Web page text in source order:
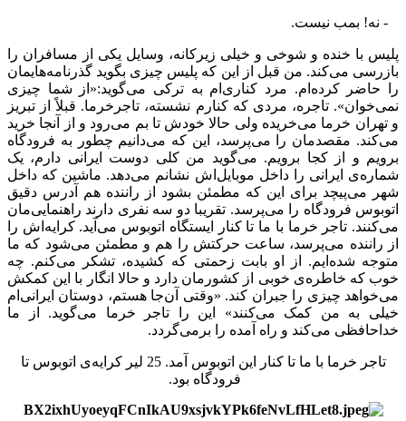
- نه! بمب نیست.
پلیس با خنده و شوخی و خیلی زیرکانه، وسایل یکی از مسافران را
بازرسی می‌کند. من قبل از این که پلیس چیزی بگوید گذرنامه‌هایمان
را حاضر کرده‌ام. مرد کناری‌ام به ترکی می‌گوید:«از شما چیزی
نمی‌خوان». تاجره، مردی که کنارم نشسته، تاجرخرما. قبلاً از تبریز
و تهران خرما می‌خریده ولی حالا خودش تا بم می‌رود و از آنجا خرید
می‌کند. مقصدمان را می‌پرسد، این که می‌دانیم چطور به فرودگاه
برویم و از کجا برویم. می‌گوید من کلی دوست ایرانی دارم، یک
شماره‌ی ایرانی را داخل موبایل‌اش نشانم می‌دهد. ماشین که داخل
شهر می‌پیچد برای این که مطمئن بشود از راننده هم آدرس دقیق
اتوبوس فرودگاه را می‌پرسد. تقریبا دو سه نفری دارند راهنمایی‌مان
می‌کنند. تاجر خرما با ما تا کنار ایستگاه اتوبوس می‌آید. کرایه‌اش را
از راننده می‌پرسد، ساعت حرکتش را هم و مطمئن می‌شود که ما
متوجه شده‌ایم. از او بابت زحمتی که کشیده، تشکر می‌کنم. چه
خوب که خاطره‌ی خوبی از کشورمان دارد و حالا انگار با این کمکش
می‌خواهد چیزی را جبران کند. «وقتی آن‌جا هستم، دوستان ایرانی‌ام
خیلی به من کمک می‌کنند» این را تاجر خرما می‌گوید. از ما
خداحافظی می‌کند و راه آمده را برمی‌گردد.
تاجر خرما با ما تا کنار این اتوبوس آمد. 25 لیر کرایه‌ی اتوبوس تا
فرودگاه بود.